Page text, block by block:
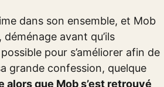
dans son ensemble, et Mob
avant qu’ils
pour s’améliorer afin de
grande confession, quelque
que Mob s’est retrouvé